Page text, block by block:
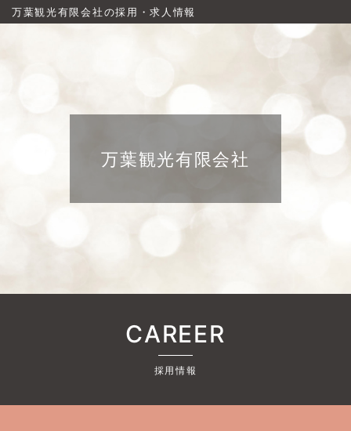
万葉観光有限会社の採用・求人情報
万葉観光有限会社
CAREER
採用情報